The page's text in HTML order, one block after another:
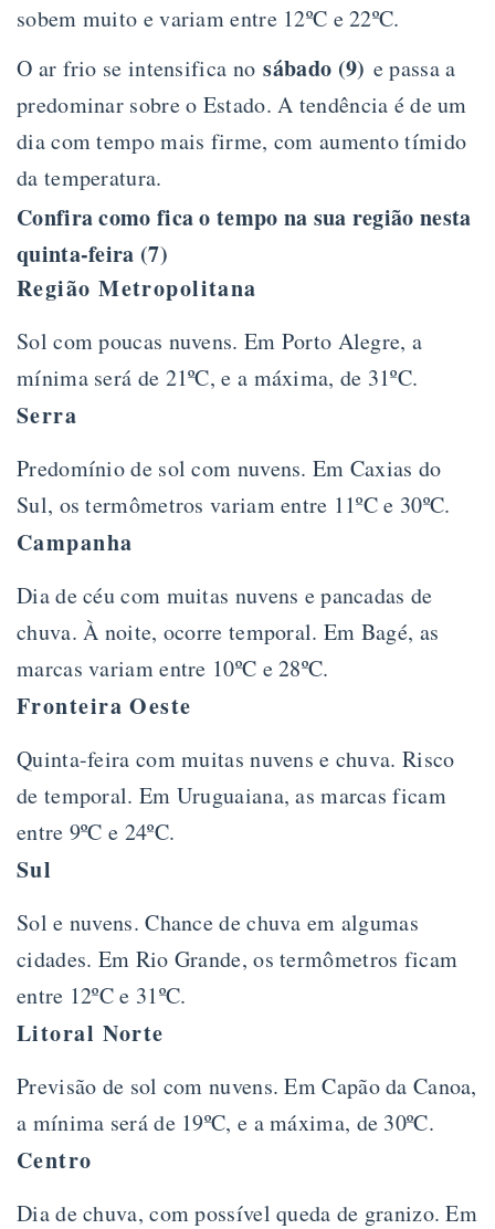
sobem muito e variam entre 12ºC e 22ºC.
O ar frio se intensifica nosábado (9) e passa a
predominar sobre o Estado. A tendência é de um
dia com tempo mais firme, com aumento tímido
da temperatura.
Confira como fica o tempo na sua região nesta
quinta-feira (7)
Região Metropolitana
Sol com poucas nuvens. Em Porto Alegre, a
mínima será de 21ºC, e a máxima, de 31ºC.
Serra
Predomínio de sol com nuvens. Em Caxias do
Sul, os termômetros variam entre 11ºC e 30ºC.
Campanha
Dia de céu com muitas nuvens e pancadas de
chuva. À noite, ocorre temporal. Em Bagé, as
marcas variam entre 10ºC e 28ºC.
Fronteira Oeste
Quinta-feira com muitas nuvens e chuva. Risco
de temporal. Em Uruguaiana, as marcas ficam
entre 9ºC e 24ºC.
Sul
Sol e nuvens. Chance de chuva em algumas
cidades. Em Rio Grande, os termômetros ficam
entre 12ºC e 31ºC.
Litoral Norte
Previsão de sol com nuvens. Em Capão da Canoa,
a mínima será de 19ºC, e a máxima, de 30ºC.
Centro
Dia de chuva, com possível queda de granizo. Em